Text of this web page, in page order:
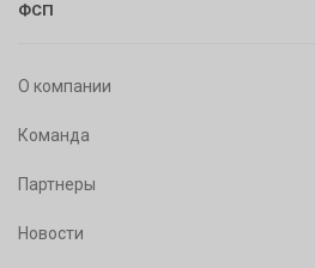
ФСП
О компании
Команда
Партнеры
Новости